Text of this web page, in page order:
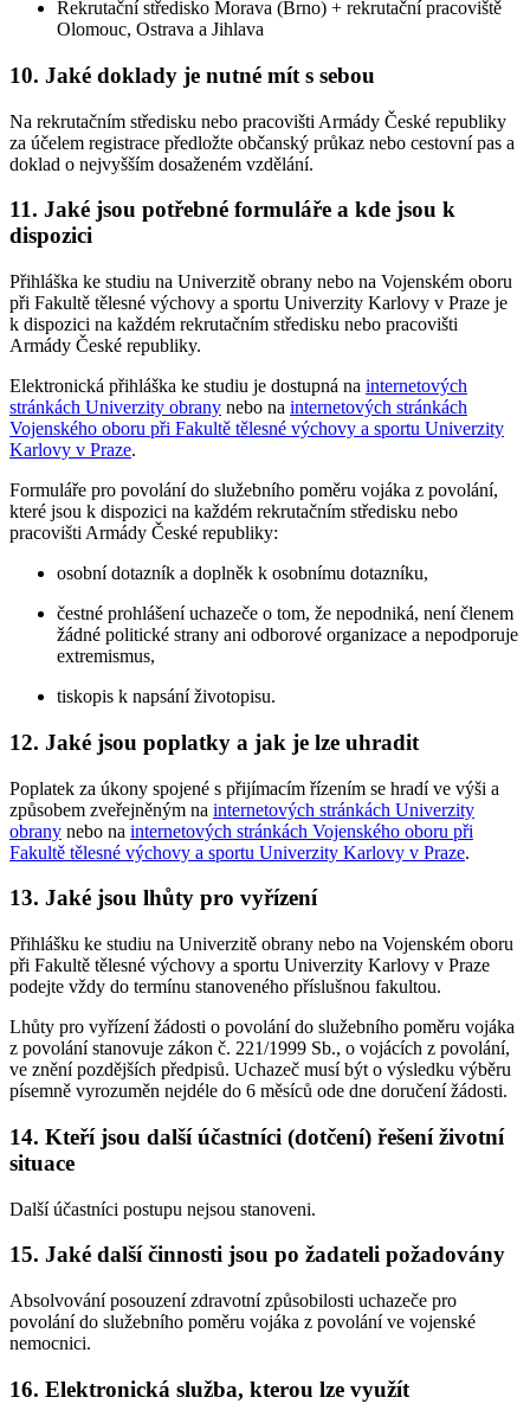
Rekrutační středisko Morava (Brno) + rekrutační pracoviště
Olomouc, Ostrava a Jihlava
10. Jaké doklady je nutné mít s sebou
Na rekrutačním středisku nebo pracovišti Armády České republiky
za účelem registrace předložte občanský průkaz nebo cestovní pas a
doklad o nejvyšším dosaženém vzdělání.
11. Jaké jsou potřebné formuláře a kde jsou k
dispozici
Přihláška ke studiu na Univerzitě obrany nebo na Vojenském oboru
při Fakultě tělesné výchovy a sportu Univerzity Karlovy v Praze je
k dispozici na každém rekrutačním středisku nebo pracovišti
Armády České republiky.
Elektronická přihláška ke studiu je dostupná na internetových
stránkách Univerzity obrany nebo na internetových stránkách
Vojenského oboru při Fakultě tělesné výchovy a sportu Univerzity
Karlovy v Praze.
Formuláře pro povolání do služebního poměru vojáka z povolání,
které jsou k dispozici na každém rekrutačním středisku nebo
pracovišti Armády České republiky:
osobní dotazník a doplněk k osobnímu dotazníku,
čestné prohlášení uchazeče o tom, že nepodniká, není členem
žádné politické strany ani odborové organizace a nepodporuje
extremismus,
tiskopis k napsání životopisu.
12. Jaké jsou poplatky a jak je lze uhradit
Poplatek za úkony spojené s přijímacím řízením se hradí ve výši a
způsobem zveřejněným na internetových stránkách Univerzity
obrany nebo na internetových stránkách Vojenského oboru při
Fakultě tělesné výchovy a sportu Univerzity Karlovy v Praze.
13. Jaké jsou lhůty pro vyřízení
Přihlášku ke studiu na Univerzitě obrany nebo na Vojenském oboru
při Fakultě tělesné výchovy a sportu Univerzity Karlovy v Praze
podejte vždy do termínu stanoveného příslušnou fakultou.
Lhůty pro vyřízení žádosti o povolání do služebního poměru vojáka
z povolání stanovuje zákon č. 221/1999 Sb., o vojácích z povolání,
ve znění pozdějších předpisů. Uchazeč musí být o výsledku výběru
písemně vyrozuměn nejdéle do 6 měsíců ode dne doručení žádosti.
14. Kteří jsou další účastníci (dotčení) řešení životní
situace
Další účastníci postupu nejsou stanoveni.
15. Jaké další činnosti jsou po žadateli požadovány
Absolvování posouzení zdravotní způsobilosti uchazeče pro
povolání do služebního poměru vojáka z povolání ve vojenské
nemocnici.
16. Elektronická služba, kterou lze využít